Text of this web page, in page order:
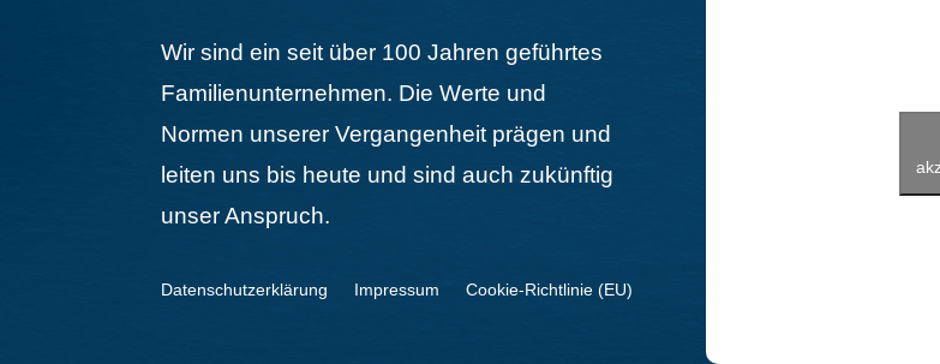
Wir sind ein seit über 100 Jahren geführtes
Familienunternehmen. Die Werte und
Normen unserer Vergangenheit prägen und
leiten uns bis heute und sind auch zukünftig
unser Anspruch.
Datenschutzerklärung Impressum Cookie-Richtlinie (EU)